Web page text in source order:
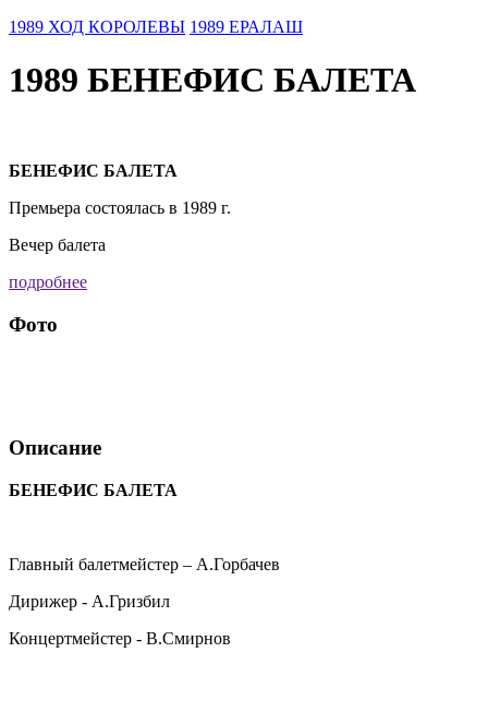
1989 ХОД КОРОЛЕВЫ 1989 ЕРАЛАШ
1989 БЕНЕФИС БАЛЕТА
БЕНЕФИС БАЛЕТА
Премьера состоялась в 1989 г.
Вечер балета
подробнее
Фото
Описание
БЕНЕФИС БАЛЕТА
Главный балетмейстер – А.Горбачев
Дирижер - А.Гризбил
Концертмейстер - В.Смирнов